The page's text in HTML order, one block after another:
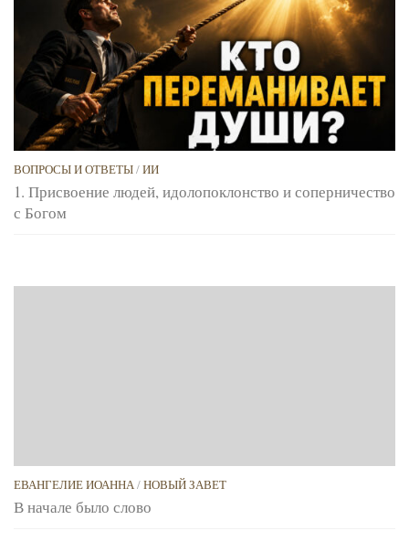
ВОПРОСЫ И ОТВЕТЫ/ИИ
1. Присвоение людей, идолопоклонство и соперничество
с Богом
ЕВАНГЕЛИЕ ИОАННА/НОВЫЙ ЗАВЕТ
В начале было слово